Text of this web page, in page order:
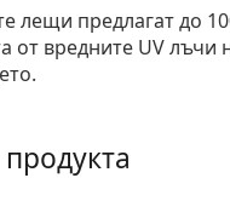
лещи предлагат до
от вредните UV лъчи